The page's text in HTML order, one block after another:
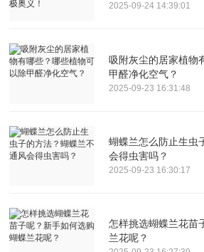
2025-09-24 14:39:01
吸附灰尘的居家植物
甲醛净化空气？
2025-09-23 16:31:48
蝴蝶兰怎么防止生虫
会得虫害吗？
2025-09-23 16:30:17
怎样挑选蝴蝶兰花苗
兰花呢？